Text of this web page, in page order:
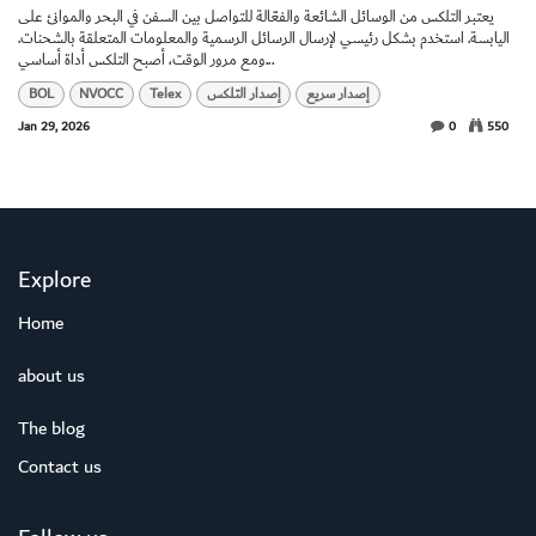
يعتبر التلكس من الوسائل الشائعة والفعّالة للتواصل بين السفن في البحر والموانئ على
اليابسة. استخدم بشكل رئيسي لإرسال الرسائل الرسمية والمعلومات المتعلقة بالشحنات.
ومع مرور الوقت، أصبح التلكس أداة أساسي...
BOL NVOCC Telex إصدار التلكس إصدار سريع
Jan 29, 2026 0 550
Explore
Home
about us
The blog
Contact us